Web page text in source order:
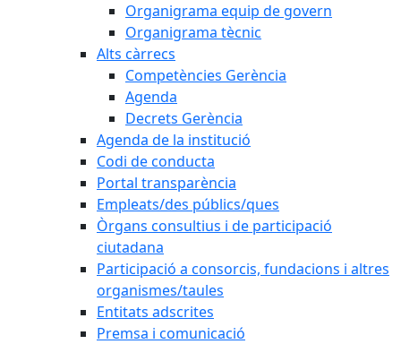
Organigrama equip de govern
Organigrama tècnic
Alts càrrecs
Competències Gerència
Agenda
Decrets Gerència
Agenda de la institució
Codi de conducta
Portal transparència
Empleats/des públics/ques
Òrgans consultius i de participació
ciutadana
Participació a consorcis, fundacions i altres
organismes/taules
Entitats adscrites
Premsa i comunicació